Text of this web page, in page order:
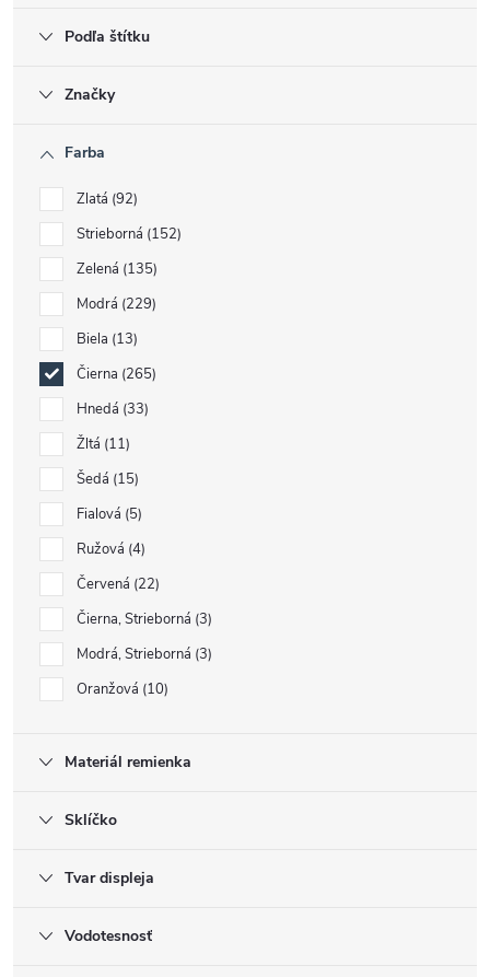
Podľa štítku
Značky
Farba
Zlatá 92
Strieborná 152
Zelená 135
Modrá 229
Biela 13
Čierna 265
Hnedá 33
Žltá 11
Šedá 15
Fialová 5
Ružová 4
Červená 22
Čierna, Strieborná 3
Modrá, Strieborná 3
Oranžová 10
Materiál remienka
Sklíčko
Tvar displeja
Vodotesnosť